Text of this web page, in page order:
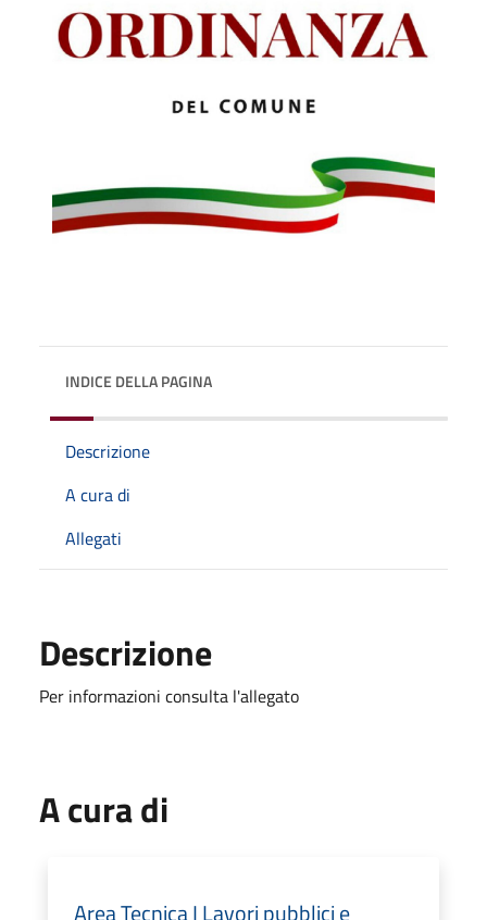
INDICE DELLA PAGINA
Descrizione
A cura di
Allegati
Descrizione
Per informazioni consulta l'allegato
A cura di
Area Tecnica I Lavori pubblici e